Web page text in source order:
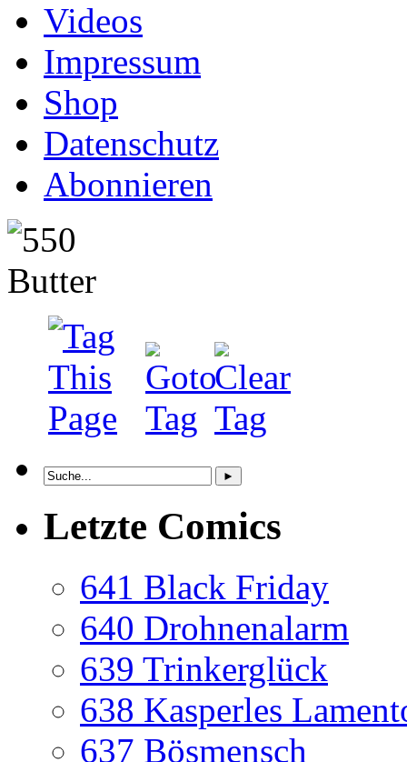
Videos
Impressum
Shop
Datenschutz
Abonnieren
Letzte Comics
641 Black Friday
640 Drohnenalarm
639 Trinkerglück
638 Kasperles
637 Bösmensch